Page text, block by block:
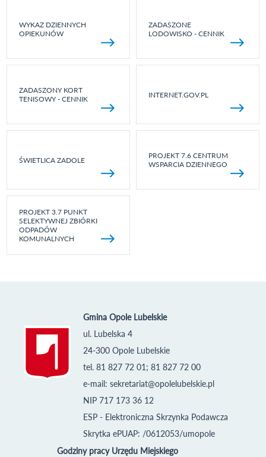
WYKAZ DZIENNYCH
OPIEKUNÓW
ZADASZONE
LODOWISKO - CENNIK
ZADASZONY KORT
TENISOWY - CENNIK
INTERNET.GOV.PL
ŚWIETLICA ZADOLE
PROJEKT 7.6 CENTRUM
WSPARCIA DZIENNEGO
PROJEKT 3.7 PUNKT
SELEKTYWNEJ ZBIÓRKI
ODPADÓW
KOMUNALNYCH
Gmina Opole Lubelskie
ul. Lubelska 4
24-300 Opole Lubelskie
tel. 81 827 72 01; 81 827 72 00
e-mail: sekretariat@opolelubelskie.pl
NIP 717 173 36 12
ESP - Elektroniczna Skrzynka Podawcza
Skrytka ePUAP: /0612053/umopole
Godziny pracy Urzędu Miejskiego